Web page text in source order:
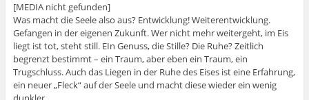
[MEDIA nicht gefunden]
Was macht die Seele also aus? Entwicklung! Weiterentwicklung.
Gefangen in der eigenen Zukunft. Wer nicht mehr weitergeht, im Eis
liegt ist tot, steht still. EIn Genuss, die Stille? Die Ruhe? Zeitlich
begrenzt bestimmt – ein Traum, aber eben ein Traum, ein
Trugschluss. Auch das Liegen in der Ruhe des Eises ist eine Erfahrung,
ein neuer „Fleck“ auf der Seele und macht diese wieder ein wenig